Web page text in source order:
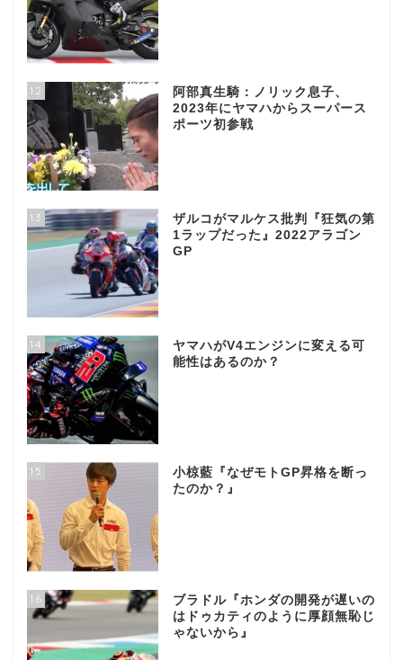
12
阿部真生騎：ノリック息子、
2023年にヤマハからスーパース
ポーツ初参戦
13
ザルコがマルケス批判『狂気の第
1ラップだった』2022アラゴン
GP
14
ヤマハがV4エンジンに変える可
能性はあるのか？
15
小椋藍『なぜモトGP昇格を断っ
たのか？』
16
ブラドル『ホンダの開発が遅いの
はドゥカティのように厚顔無恥じ
ゃないから』